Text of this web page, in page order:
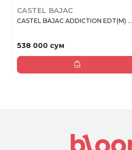
CASTEL BAJAC
CASTEL BAJAC ADDICTION EDT(M) ...
538 000 сум